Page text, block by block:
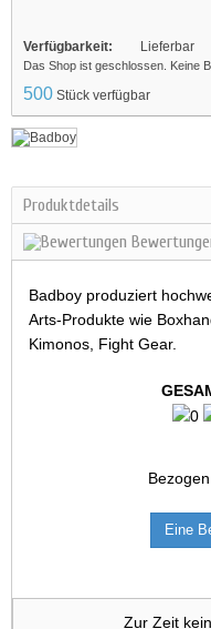
Verfügbarkeit: Lieferbar
Das Shop ist geschlossen. Keine
500 Stück verfügbar
Produktdetails
Badboy produziert
Arts-Produkte wie
Kimonos, Fight Gear.
Eine
Zur Zeit